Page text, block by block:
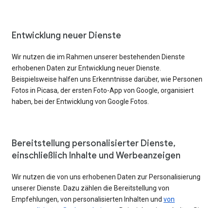
Entwicklung neuer Dienste
Wir nutzen die im Rahmen unserer bestehenden Dienste
erhobenen Daten zur Entwicklung neuer Dienste.
Beispielsweise halfen uns Erkenntnisse darüber, wie Personen
Fotos in Picasa, der ersten Foto-App von Google, organisiert
haben, bei der Entwicklung von Google Fotos.
Bereitstellung personalisierter Dienste,
einschließlich Inhalte und Werbeanzeigen
Wir nutzen die von uns erhobenen Daten zur Personalisierung
unserer Dienste. Dazu zählen die Bereitstellung von
Empfehlungen, von personalisierten Inhalten und von